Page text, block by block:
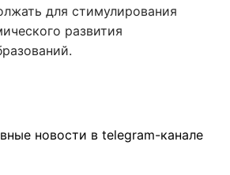
для стимулирования
развития
новости в telegram-канале